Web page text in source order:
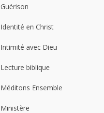
Guérison
Identité en Christ
Intimité avec Dieu
Lecture biblique
Méditons Ensemble
Ministère